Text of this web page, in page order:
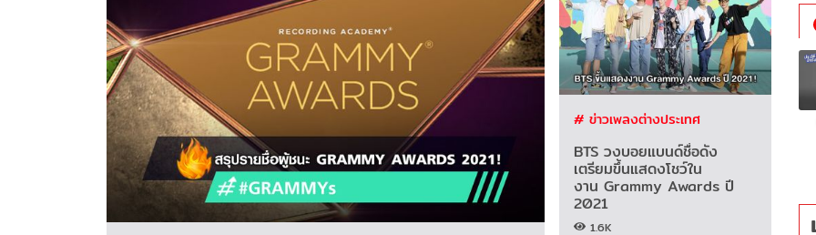
# ข่าวเพลงต่างประเทศ
BTS วงบอยแบนด์ชื่อดัง
เตรียมขึ้นแสดงโชว์ใน
งาน Grammy Awards ปี
2021
1.6K